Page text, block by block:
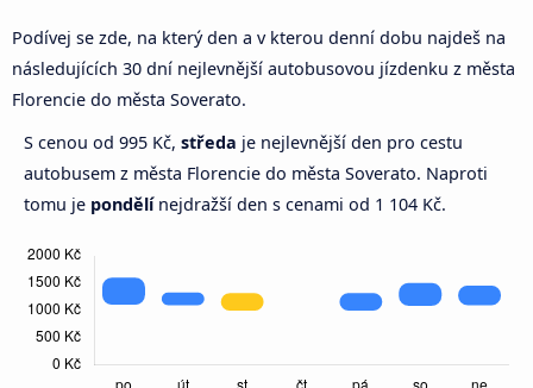
Podívej se zde, na který den a v kterou denní dobu najdeš na
následujících 30 dní nejlevnější autobusovou jízdenku z města
Florencie do města Soverato.
S cenou od 995 Kč, středa je nejlevnější den pro cestu
autobusem z města Florencie do města Soverato. Naproti
tomu je pondělínejdražší den s cenami od 1 104 Kč.